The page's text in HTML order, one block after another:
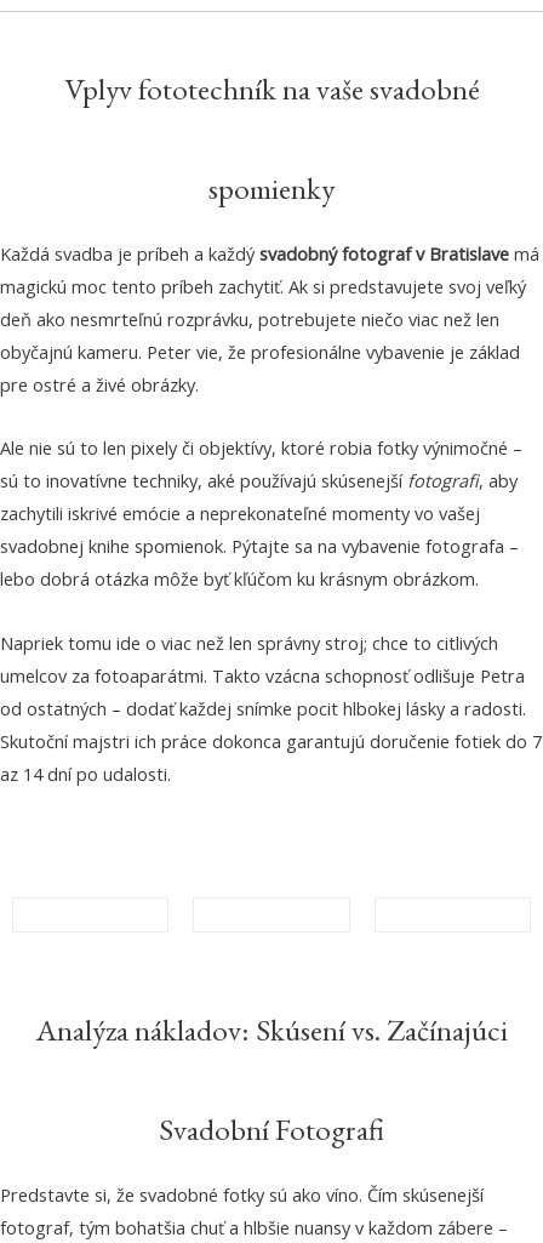
Vplyv fototechník na vaše svadobné
spomienky
Každá svadba je príbeh a každýsvadobný fotograf v Bratislave má
magickú moc tento príbeh zachytiť. Ak si predstavujete svoj veľký
deň ako nesmrteľnú rozprávku, potrebujete niečo viac než len
obyčajnú kameru. Peter vie, že profesionálne vybavenie je základ
pre ostré a živé obrázky.
Ale nie sú to len pixely či objektívy, ktoré robia fotky výnimočné –
sú to inovatívne techniky, aké používajú skúsenejší fotografi, aby
zachytili iskrivé emócie a neprekonateľné momenty vo vašej
svadobnej knihe spomienok. Pýtajte sa na vybavenie fotografa –
lebo dobrá otázka môže byť kľúčom ku krásnym obrázkom.
Napriek tomu ide o viac než len správny stroj; chce to citlivých
umelcov za fotoaparátmi. Takto vzácna schopnosť odlišuje Petra
od ostatných – dodať každej snímke pocit hlbokej lásky a radosti.
Skutoční majstri ich práce dokonca garantujú doručenie fotiek do 7
az 14 dní po udalosti.
Analýza nákladov: Skúsení vs. Začínajúci
Svadobní Fotografi
Predstavte si, že svadobné fotky sú ako víno. Čím skúsenejší
fotograf, tým bohatšia chuť a hlbšie nuansy v každom zábere –